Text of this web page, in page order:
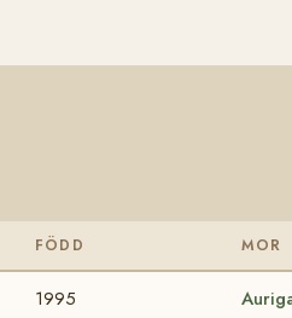
FÖDD MOR
1995